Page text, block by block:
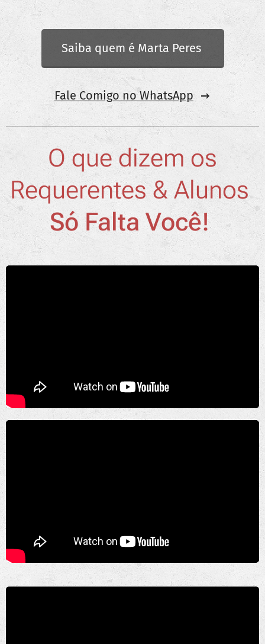
Saiba quem é Marta Peres
Fale Comigo no WhatsApp
O que dizem os
Requerentes & Alunos
Só Falta Você!